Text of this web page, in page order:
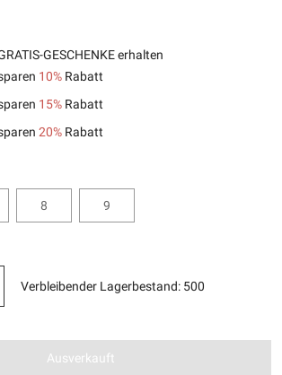
GESCHENKE erhalten
10% Rabatt
15% Rabatt
20% Rabatt
8 9
Verbleibender Lagerbestand: 500
Ausverkauft